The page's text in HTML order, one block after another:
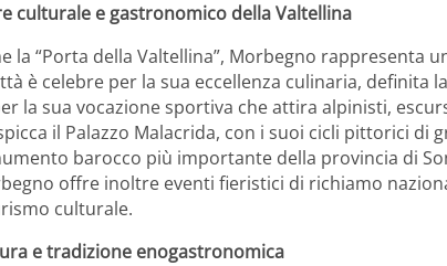
culturale e gastronomico della Valtellina
la “Porta della Valtellina”, Morbegno rappresenta
è celebre per la sua eccellenza culinaria, definita
la sua vocazione sportiva che attira alpinisti,
il Palazzo Malacrida, con i suoi cicli pittorici di
barocco più importante della provincia di
offre inoltre eventi fieristici di richiamo
culturale.
e tradizione enogastronomica